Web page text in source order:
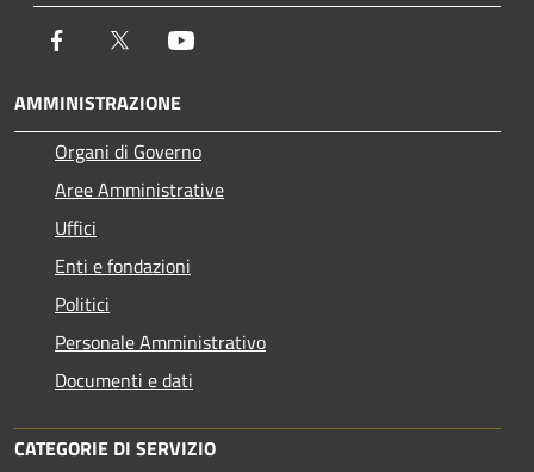
Facebook Twitter
AMMINISTRAZIONE
Organi di Governo
Aree Amministrative
Uffici
Enti e fondazioni
Politici
Personale Amministrativo
Documenti e dati
CATEGORIE DI SERVIZIO